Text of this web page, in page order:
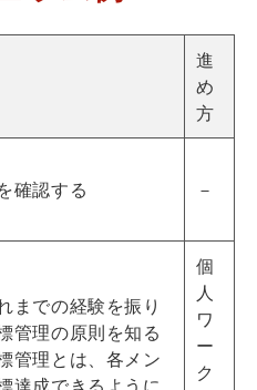
進
め
方
確認する －
までの経験を振り
管理の原則を知る
管理とは、各メン
個
人
ワ
ー
ク